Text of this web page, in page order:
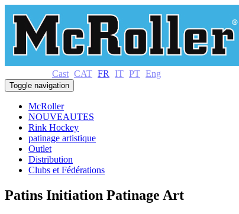
Cast CAT FR IT PT Eng
Toggle navigation
McRoller
NOUVEAUTES
Rink Hockey
patinage artistique
Outlet
Distribution
Clubs et Fédérations
Patins Initiation Patinage Art